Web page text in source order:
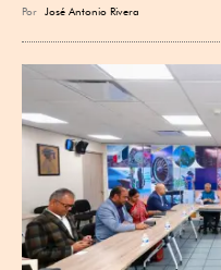
Por José Antonio Rivera